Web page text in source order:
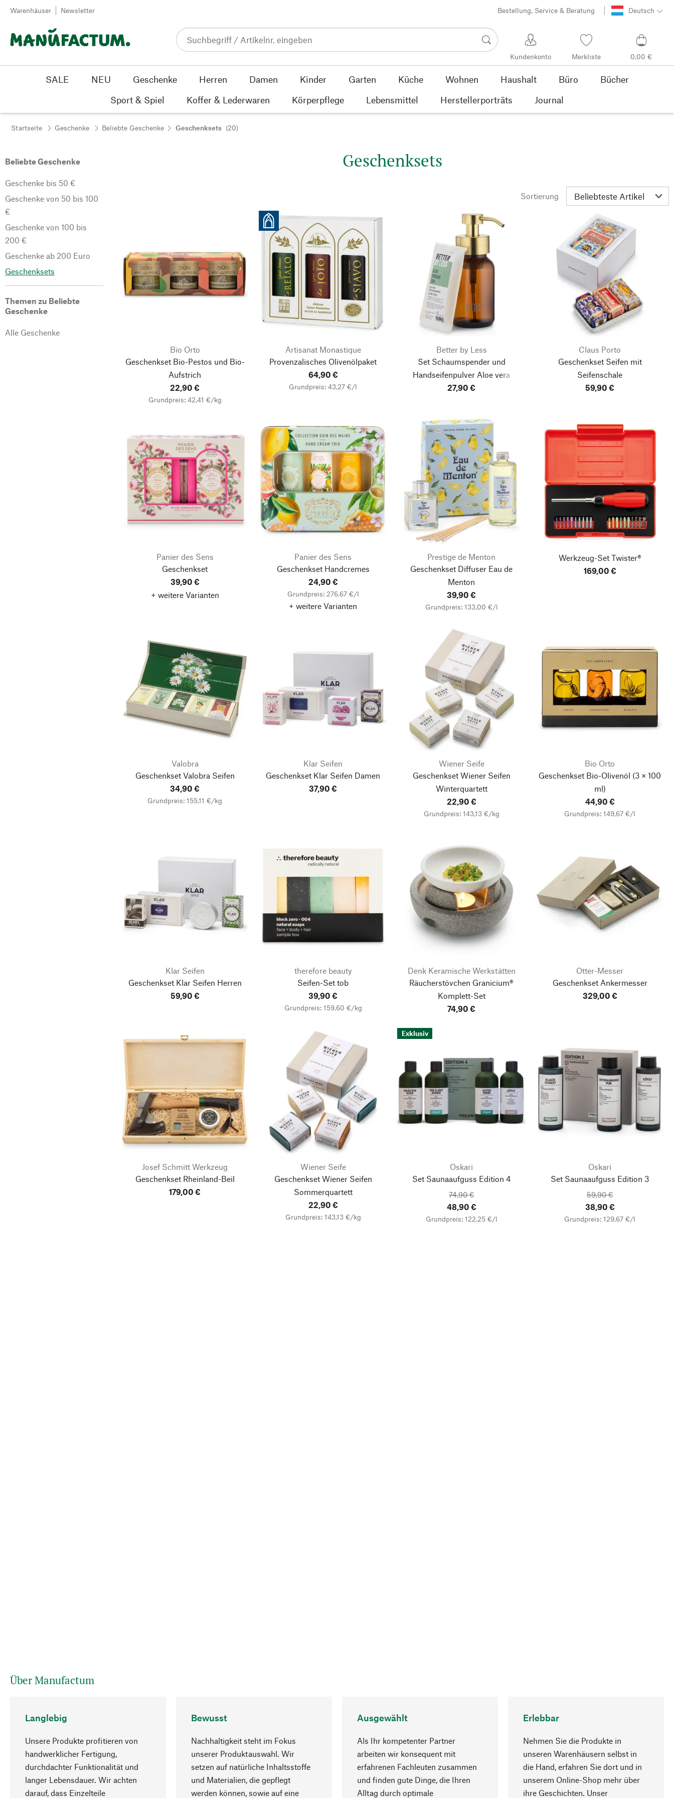
Zum Inhalt springen
Warenhäuser Newsletter Bestellung, Service & Beratung Deutsch
Kundenkonto Merkliste 0,00 €
SALE NEU Geschenke Herren Damen Kinder Garten Küche Wohnen Haushalt Büro
Bücher
Sport & Spiel
Koffer & Lederwaren Körperpflege Lebensmittel Herstellerporträts Journal
Startseite Geschenke Beliebte Geschenke Geschenksets (20)
Beliebte Geschenke
Geschenke bis 50 €
Geschenke von 50 bis 100
€
Geschenke von 100 bis
200 €
Geschenke ab 200 Euro
Geschenksets
Themen zu Beliebte
Geschenke
Alle Geschenke
Geschenksets
Sortierung
Bio Orto
Geschenkset Bio-Pestos und Bio-
Aufstrich
22,90 €
Grundpreis: 42,41 €/kg
Artisanat Monastique
Provenzalisches Olivenölpaket
64,90 €
Grundpreis: 43,27 €/l
Better by Less
Set Schaumspender und
Handseifenpulver Aloe vera
27,90 €
Claus Porto
Geschenkset Seifen mit
Seifenschale
59,90 €
Panier des Sens
Geschenkset
39,90 €
+ weitere Varianten
Panier des Sens
Geschenkset Handcremes
24,90 €
Grundpreis: 276,67 €/l
+ weitere Varianten
Prestige de Menton
Geschenkset Diffuser Eau de
Menton
39,90 €
Grundpreis: 133,00 €/l
Werkzeug-Set Twister®
169,00 €
Valobra
Geschenkset Valobra Seifen
34,90 €
Grundpreis: 155,11 €/kg
Klar Seifen
Geschenkset Klar Seifen Damen
37,90 €
Wiener Seife
Geschenkset Wiener Seifen
Winterquartett
22,90 €
Grundpreis: 143,13 €/kg
Bio Orto
Geschenkset Bio-Olivenöl (3 × 100
ml)
44,90 €
Grundpreis: 149,67 €/l
Klar Seifen
Geschenkset Klar Seifen Herren
59,90 €
therefore beauty
Seifen-Set tob
39,90 €
Grundpreis: 159,60 €/kg
Denk Keramische Werkstätten
Räucherstövchen Granicium®
Komplett-Set
74,90 €
Otter-Messer
Geschenkset Ankermesser
329,00 €
Josef Schmitt Werkzeug
Geschenkset Rheinland-Beil
179,00 €
Wiener Seife
Geschenkset Wiener Seifen
Sommerquartett
22,90 €
Grundpreis: 143,13 €/kg
Exklusiv
Oskari
Set Saunaaufguss Edition 4
74,90 €
48,90 €
Grundpreis: 122,25 €/l
Oskari
Set Saunaaufguss Edition 3
59,90 €
38,90 €
Grundpreis: 129,67 €/l
Über Manufactum
Langlebig
Unsere Produkte profitieren von
handwerklicher Fertigung,
durchdachter Funktionalität und
langer Lebensdauer. Wir achten
darauf, dass Einzelteile
Bewusst
Nachhaltigkeit steht im Fokus
unserer Produktauswahl. Wir
setzen auf natürliche Inhaltsstoffe
und Materialien, die gepflegt
werden können, sowie auf eine
Ausgewählt
Als Ihr kompetenter Partner
arbeiten wir konsequent mit
erfahrenen Fachleuten zusammen
und finden gute Dinge, die Ihren
Alltag durch optimale
Erlebbar
Nehmen Sie die Produkte in
unseren Warenhäusern selbst in
die Hand, erfahren Sie dort und in
unserem Online-Shop mehr über
ihre Geschichten. Unser